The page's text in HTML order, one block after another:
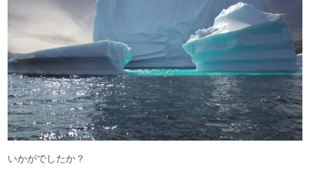
いかがでしたか？